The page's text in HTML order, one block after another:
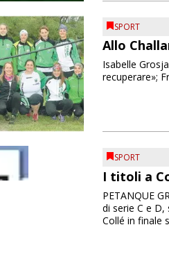
SPORT
Allo
Isabelle
recuperare»;
SPORT
I titoli a
PETANQUE
di serie C e D,
Collé in finale